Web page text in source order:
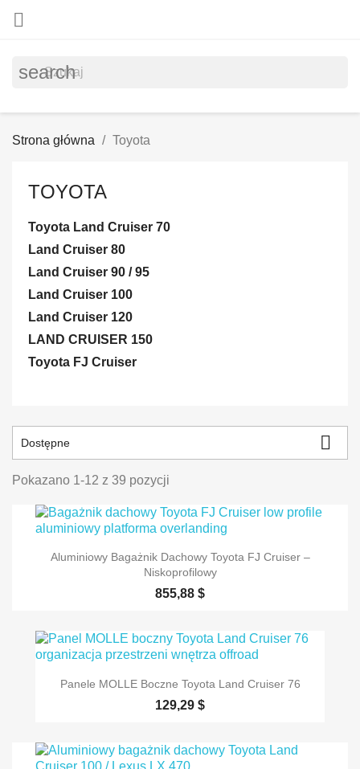

search
Strona główna Toyota
TOYOTA
Toyota Land Cruiser 70
Land Cruiser 80
Land Cruiser 90 / 95
Land Cruiser 100
Land Cruiser 120
LAND CRUISER 150
Toyota FJ Cruiser
Dostępne 
Pokazano 1-12 z 39 pozycji
Aluminiowy Bagażnik Dachowy Toyota FJ Cruiser –
Niskoprofilowy
855,88 $
Panele MOLLE Boczne Toyota Land Cruiser 76
129,29 $